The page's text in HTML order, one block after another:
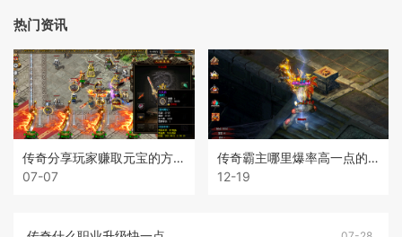
热门资讯
传奇分享玩家赚取元宝的方法
07-07
传奇霸主哪里爆率高一点的装备
12-19